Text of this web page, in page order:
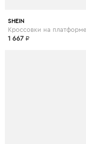
SHEIN
1 667 ₽